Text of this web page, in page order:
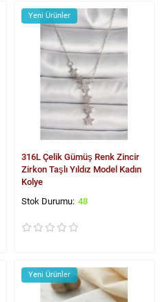
Yeni Ürünler
316L Çelik Gümüş Renk Zincir
Zirkon Taşlı Yıldız Model Kadın
Kolye
48
Yeni Ürünler